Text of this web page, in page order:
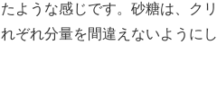
ような感じです。砂糖は、クリ
ぞれ分量を間違えないようにし